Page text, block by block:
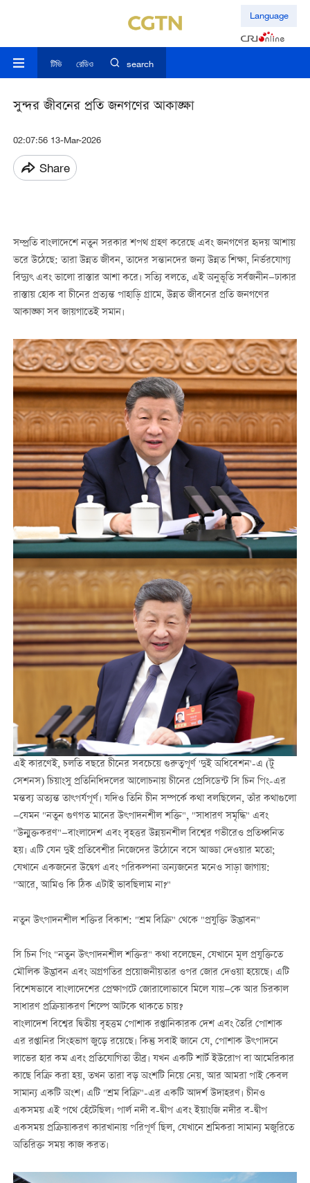
Language
টিভি রেডিও search
সুন্দর জীবনের প্রতি জনগণের আকাঙ্ক্ষা
02:07:56 13-Mar-2026
Share
সম্প্রতি বাংলাদেশে নতুন সরকার শপথ গ্রহণ করেছে এবং জনগণের হৃদয় আশায়
ভরে উঠেছে: তারা উন্নত জীবন, তাদের সন্তানদের জন্য উন্নত শিক্ষা, নির্ভরযোগ্য
বিদ্যুৎ এবং ভালো রাস্তার আশা করে। সত্যি বলতে, এই অনুভূতি সর্বজনীন—ঢাকার
রাস্তায় হোক বা চীনের প্রত্যন্ত পাহাড়ি গ্রামে, উন্নত জীবনের প্রতি জনগণের
আকাঙ্ক্ষা সব জায়গাতেই সমান।
এই কারণেই, চলতি বছরে চীনের সবচেয়ে গুরুত্বপূর্ণ 'দুই অধিবেশন'-এ (টু
সেশনস) চিয়াংসু প্রতিনিধিদলের আলোচনায় চীনের প্রেসিডেন্ট সি চিন পিং-এর
মন্তব্য অত্যন্ত তাৎপর্যপূর্ণ। যদিও তিনি চীন সম্পর্কে কথা বলছিলেন, তাঁর কথাগুলো
—যেমন "নতুন গুণগত মানের উৎপাদনশীল শক্তি", "সাধারণ সমৃদ্ধি" এবং
"উন্মুক্তকরণ"—বাংলাদেশ এবং বৃহত্তর উন্নয়নশীল বিশ্বের গভীরেও প্রতিধ্বনিত
হয়। এটি যেন দুই প্রতিবেশীর নিজেদের উঠোনে বসে আড্ডা দেওয়ার মতো;
যেখানে একজনের উদ্বেগ এবং পরিকল্পনা অন্যজনের মনেও সাড়া জাগায়:
"আরে, আমিও কি ঠিক এটাই ভাবছিলাম না?"
নতুন উৎপাদনশীল শক্তির বিকাশ: "শ্রম বিক্রি" থেকে "প্রযুক্তি উদ্ভাবন"
সি চিন পিং "নতুন উৎপাদনশীল শক্তির" কথা বলেছেন, যেখানে মূল প্রযুক্তিতে
মৌলিক উদ্ভাবন এবং অগ্রগতির প্রয়োজনীয়তার ওপর জোর দেওয়া হয়েছে। এটি
বিশেষভাবে বাংলাদেশের প্রেক্ষাপটে জোরালোভাবে মিলে যায়—কে আর চিরকাল
সাধারণ প্রক্রিয়াকরণ শিল্পে আটকে থাকতে চায়?
বাংলাদেশ বিশ্বের দ্বিতীয় বৃহত্তম পোশাক রপ্তানিকারক দেশ এবং তৈরি পোশাক
এর রপ্তানির সিংহভাগ জুড়ে রয়েছে। কিন্তু সবাই জানে যে, পোশাক উৎপাদনে
লাভের হার কম এবং প্রতিযোগিতা তীব্র। যখন একটি শার্ট ইউরোপ বা আমেরিকার
কাছে বিক্রি করা হয়, তখন তারা বড় অংশটি নিয়ে নেয়, আর আমরা পাই কেবল
সামান্য একটি অংশ। এটি "শ্রম বিক্রি"-এর একটি আদর্শ উদাহরণ। চীনও
একসময় এই পথে হেঁটেছিল। পার্ল নদী ব-দ্বীপ এবং ইয়াংজি নদীর ব-দ্বীপ
একসময় প্রক্রিয়াকরণ কারখানায় পরিপূর্ণ ছিল, যেখানে শ্রমিকরা সামান্য মজুরিতে
অতিরিক্ত সময় কাজ করত।